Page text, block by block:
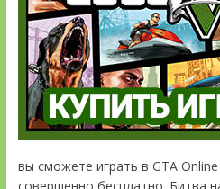
вы сможете играть в GTA